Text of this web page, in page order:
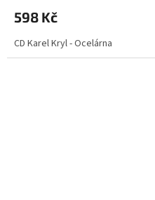
598 Kč
CD Karel Kryl - Ocelárna